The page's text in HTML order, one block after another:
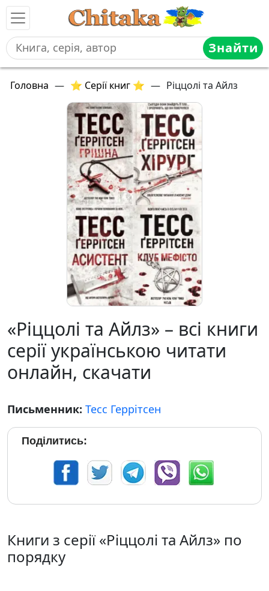
Знайти
Головна — ⭐ Серії книг ⭐ — Ріццолі та Айлз
«Ріццолі та Айлз» – всі книги
серії українською читати
онлайн, скачати
Письменник: Тесс Геррітсен
Поділитись:
Книги з серії «Ріццолі та Айлз» по
порядку